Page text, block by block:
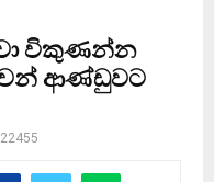
විකුණන්න
ආණ්ඩුවට
22455